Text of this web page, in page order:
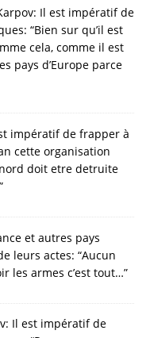
Il est impératif de
: “Bien sur qu’il est
cela, comme il est
pays d’Europe parce
impératif de frapper à
cette organisation
doit etre detruite
”
et autres pays
leurs actes: “Aucun
les armes c’est tout…”
Il est impératif de